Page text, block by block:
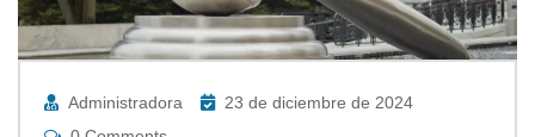
Administradora
23 de diciembre de 2024